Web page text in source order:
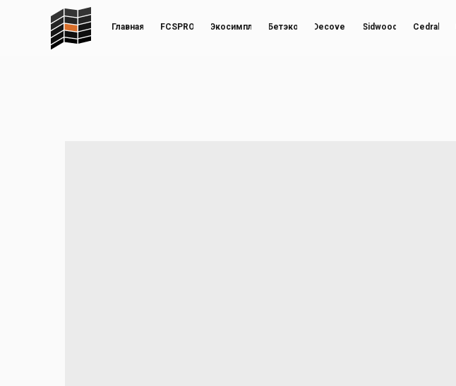
Главная FCSPRO Бетэко Decover Sidwood Cedral
Экосимпл